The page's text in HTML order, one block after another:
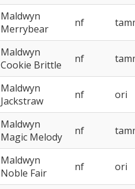
Maldwyn
Merrybear
nf
Maldwyn
Cookie Brittle
nf
Maldwyn
Jackstraw
nf ori
Maldwyn
Magic Melody
nf
Maldwyn
Noble Fair
nf ori